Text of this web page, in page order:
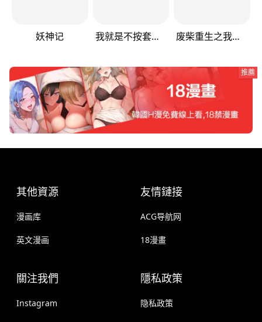
妖神记 我就是不按套路出牌（套路王） 废柴重生之我要当大佬
推薦
其他資源
漫画库
英文漫画
友情鏈接
ACG导航网
18漫畫
關注我們
Instagram
隱私政策
隐私政策